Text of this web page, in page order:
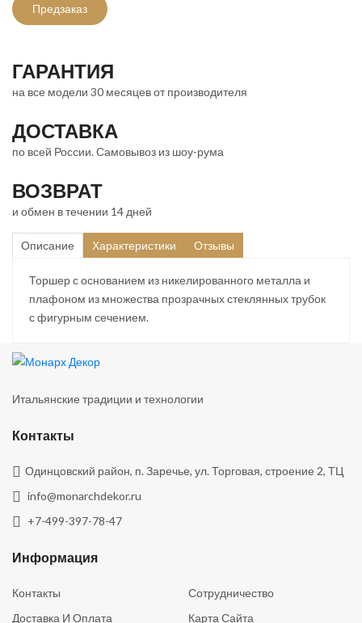
Предзаказ
ГАРАНТИЯ
на все модели 30 месяцев от производителя
ДОСТАВКА
по всей России. Самовывоз из шоу-рума
ВОЗВРАТ
и обмен в течении 14 дней
Описание Характеристики Отзывы
Торшер с основанием из никелированного металла и
плафоном из множества прозрачных стеклянных трубок
с фигурным сечением.
Итальянские традиции и технологии
Контакты
Одинцовский район, п. Заречье, ул. Торговая, строение 2, ТЦ
info@monarchdekor.ru
+7-499-397-78-47
Информация
Контакты
Сотрудничество
Доставка И Оплата
Карта Сайта